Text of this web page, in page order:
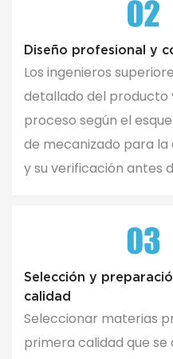
Diseño profesional y
Los ingenieros
detallado del producto
proceso según el
de mecanizado para
y su verificación antes
Selección y
calidad
Seleccionar materias
primera calidad que se